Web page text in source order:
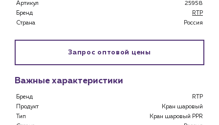
Специализированным магазинам
Застройщикам
Артикул
25958
Бренд
RTP
Страна
Россия
Запрос оптовой цены
Важные характеристики
Бренд
RTP
Продукт
Кран шаровый
Тип
Кран шаровый PPR